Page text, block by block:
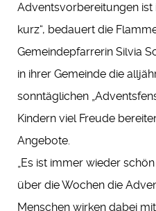
Adventsvorbereitungen ist
kurz“, bedauert die
Gemeindepfarrerin Silvia
in ihrer Gemeinde die
sonntäglichen
Kindern viel Freude
Angebote.
„Es ist immer wieder
über die Wochen die
Menschen wirken dabei